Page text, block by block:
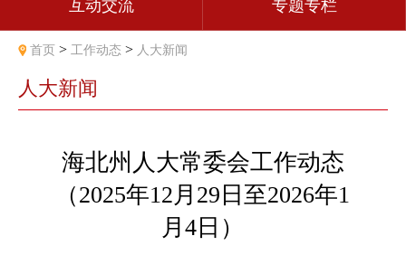
互动交流 专题专栏
首页 > 工作动态 > 人大新闻
人大新闻
海北州人大常委会工作动态
（2025年12月29日至2026年1
月4日）